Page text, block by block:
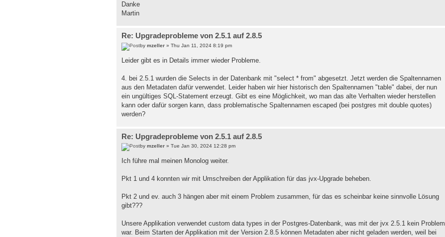
Danke
Martin
Re: Upgradeprobleme von 2.5.1 auf 2.8.5
by mzeller » Thu Jan 11, 2024 8:19 pm
Leider gibt es in Details immer wieder Probleme.
4. bei 2.5.1 wurden die Selects in der Datenbank mit "select * from" abgesetzt. Jetzt werden die Spaltennamen
aus den Metadaten dafür verwendet. Leider haben wir hier historisch den Spaltennamen "table" dabei, der nun
ein ungültiges SQL-Statement erzeugt. Gibt es eine Möglichkeit, wo man das alte Verhalten wieder herstellen
kann oder dafür sorgen kann, dass problematische Spaltennamen escaped (bei postgres mit double quotes)
werden?
Re: Upgradeprobleme von 2.5.1 auf 2.8.5
by mzeller » Tue Jan 30, 2024 12:28 pm
Ich führe mal meinen Monolog weiter.
Pkt 1 und 4 konnten wir mit Umschreiben der Applikation für das jvx-Upgrade beheben.
Pkt 2 und ev. auch 3 hängen aber mit einem Problem zusammen, für das es scheinbar keine sinnvolle Lösung
gibt???
Unsere Applikation verwendet custom data types in der Postgres-Datenbank, was mit der jvx 2.5.1 kein Problem
war. Beim Starten der Applikation mit der Version 2.8.5 können Metadaten aber nicht geladen werden, weil bei